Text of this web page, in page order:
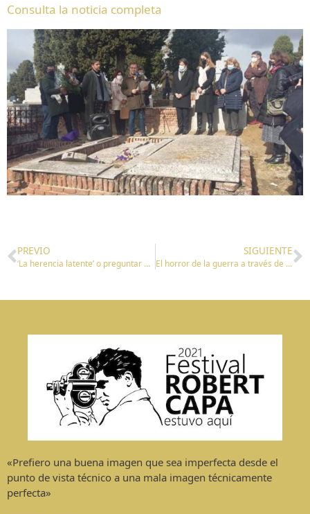
Consulta la noticia completa
PREVIO
‘La herencia latente’ o preguntar a los más mayores cómo construyeron Vallecas
SIGUIENTE
El horror de la guerra a través de los que no pudieron huir
«Prefiero una buena imagen que sea imperfecta desde el
punto de vista técnico a una mala imagen técnicamente
perfecta»